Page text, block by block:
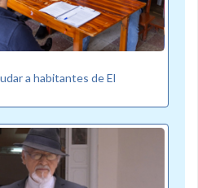
a habitantes de El